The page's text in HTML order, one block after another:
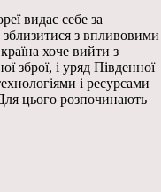
видає себе за
з впливовими
хоче вийти з
зброї, і уряд Південної
і ресурсами
цього розпочинають